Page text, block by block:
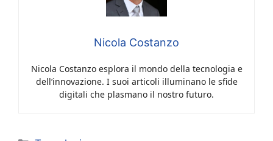
Nicola Costanzo
Nicola Costanzo esplora il mondo della tecnologia e
dell’innovazione. I suoi articoli illuminano le sfide
digitali che plasmano il nostro futuro.